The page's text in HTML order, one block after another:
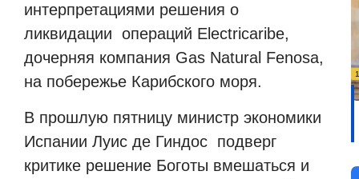
интерпретациями решения о
ликвидации операций Electricaribe,
дочерняя компания Gas Natural Fenosa,
на побережье Карибского моря.
В прошлую пятницу министр экономики
Испании Луис де Гиндос подверг
критике решение Боготы вмешаться и